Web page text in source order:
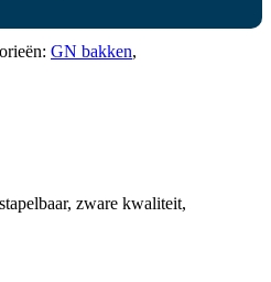
GN bakken,
zware kwaliteit,